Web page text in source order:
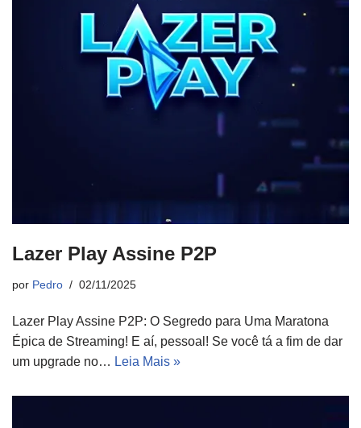
Lazer Play Assine P2P
por Pedro 02/11/2025
Lazer Play Assine P2P: O Segredo para Uma Maratona
Épica de Streaming! E aí, pessoal! Se você tá a fim de dar
um upgrade no… Leia Mais »